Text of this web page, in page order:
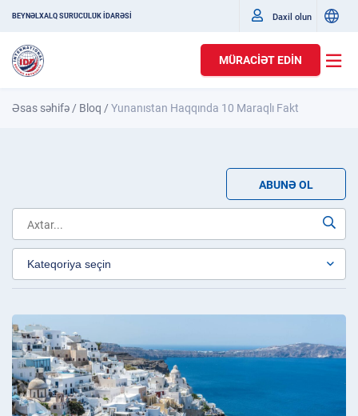
BEYNƏLXALQ SÜRÜCÜLÜK İDARƏSİ Daxil olun
MÜRACIƏT EDIN
Əsas səhifə / Bloq /Yunanıstan Haqqında 10 Maraqlı Fakt
ABUNƏ OL